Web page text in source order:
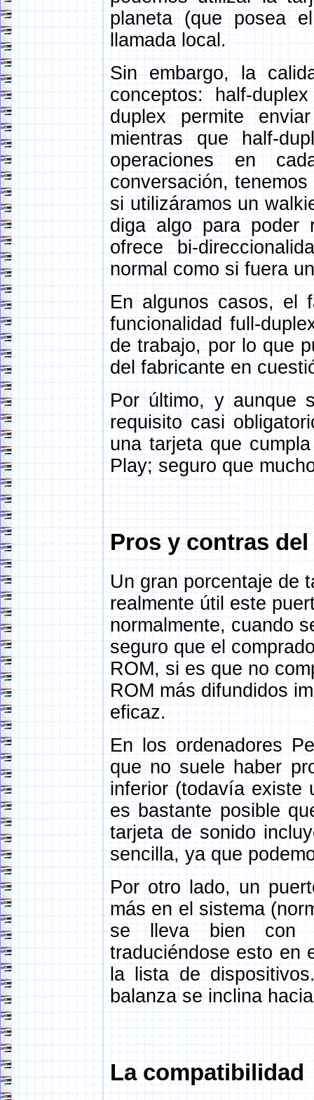
planeta (que posea
llamada local.
Sin embargo, la
conceptos: half-
duplex permite
mientras que half-
operaciones en
conversación,
si utilizáramos un
diga algo para poder
ofrece bi-
normal como si fuera
En algunos casos, el
funcionalidad full-
de trabajo, por lo que
del fabricante en
Por último, y aunque
requisito casi
una tarjeta que
Play; seguro que
Pros y contras
Un gran porcentaje de
realmente útil este
normalmente, cuando
seguro que el
ROM, si es que no
ROM más difundidos
eficaz.
En los ordenadores
que no suele haber
inferior (todavía existe
es bastante posible
tarjeta de sonido
sencilla, ya que
Por otro lado, un
más en el sistema
se lleva bien con
traduciéndose esto en
la lista de
balanza se inclina
La compatibilidad